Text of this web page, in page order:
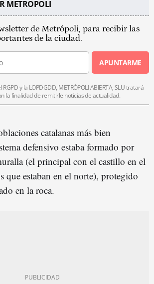
METROPOLI
de Metrópoli, para recibir las
de la ciudad.
APUNTARME
y la LOPDGDD, METRÓPOLI ABIERTA, SLU tratará
la finalidad de remitirle noticias de actualidad.
catalanas más bien
defensivo estaba formado por
(el principal con el castillo en el
que estaban en el norte), protegido
en la roca.